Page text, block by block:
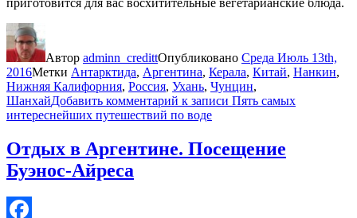
Автор adminn_credittОпубликовано Среда Июль 13th,
2016Метки Антарктида, Аргентина, Керала, Китай, Нанкин,
Нижняя Калифорния, Россия, Ухань, Чунцин,
ШанхайДобавить комментарий к записи Пять самых
интереснейших путешествий по воде
Отдых в Аргентине. Посещение
Буэнос-Айреса